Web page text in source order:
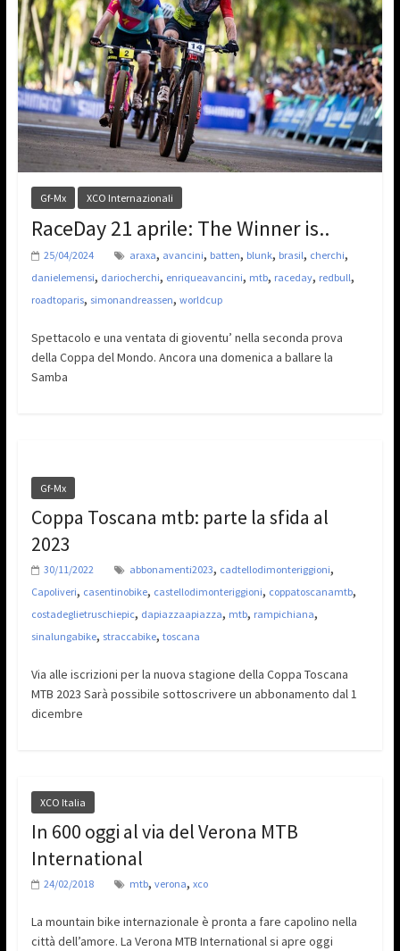
Gf-Mx XCO Internazionali
RaceDay 21 aprile: The Winner is..
25/04/2024 araxa, avancini, batten, blunk, brasil, cherchi,
danielemensi, dariocherchi, enriqueavancini, mtb, raceday, redbull,
roadtoparis, simonandreassen, worldcup
Spettacolo e una ventata di gioventu’ nella seconda prova
della Coppa del Mondo. Ancora una domenica a ballare la
Samba
Gf-Mx
Coppa Toscana mtb: parte la sfida al
2023
30/11/2022 abbonamenti2023, cadtellodimonteriggioni,
Capoliveri, casentinobike, castellodimonteriggioni, coppatoscanamtb,
costadeglietruschiepic, dapiazzaapiazza, mtb, rampichiana,
sinalungabike, straccabike, toscana
Via alle iscrizioni per la nuova stagione della Coppa Toscana
MTB 2023 Sarà possibile sottoscrivere un abbonamento dal 1
dicembre
XCO Italia
In 600 oggi al via del Verona MTB
International
24/02/2018 mtb, verona, xco
La mountain bike internazionale è pronta a fare capolino nella
città dell’amore. La Verona MTB International si apre oggi